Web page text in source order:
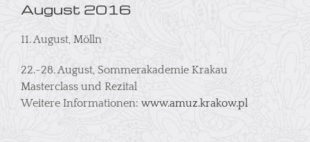
August 2016
11. August, Mölln
22.-28. August, Sommerakademie Krakau
Masterclass und Rezital
Weitere Informationen: www.amuz.krakow.pl